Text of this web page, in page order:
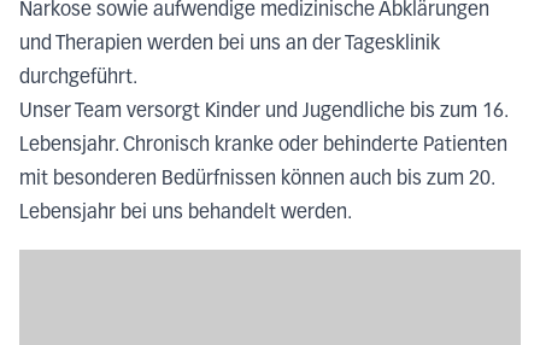
Narkose sowie aufwendige medizinische Abklärungen
und Therapien werden bei uns an der Tagesklinik
durchgeführt.
Unser Team versorgt Kinder und Jugendliche bis zum 16.
Lebensjahr. Chronisch kranke oder behinderte Patienten
mit besonderen Bedürfnissen können auch bis zum 20.
Lebensjahr bei uns behandelt werden.